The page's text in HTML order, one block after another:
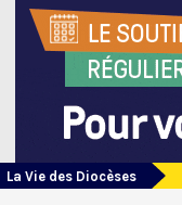
La Vie des Diocèses